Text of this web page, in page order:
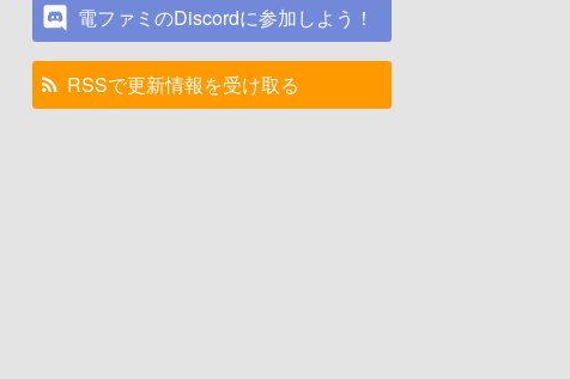
電ファミのDiscordに参加しよう！
RSSで更新情報を受け取る